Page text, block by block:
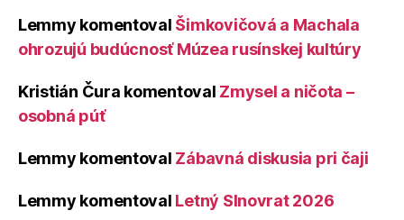
Lemmy komentoval Šimkovičová a Machala
ohrozujú budúcnosť Múzea rusínskej kultúry
Kristián Čura komentoval Zmysel a ničota –
osobná púť
Lemmy komentoval Zábavná diskusia pri čaji
Lemmy komentoval Letný Slnovrat 2026